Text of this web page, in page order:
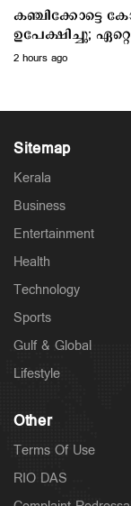
Latest
വിദ്യാഭ്യാസ
11 hours ago
കഞ്ചിക്കോട്ടെ
ഉപേക്ഷിച്ചു;
എന്തുചെയ്യും?
2 hours ago
Sitemap
Kerala
Business
Entertainment
Health
Technology
Sports
Gulf & Global
Lifestyle
Other
Terms Of Use
RIO DAS